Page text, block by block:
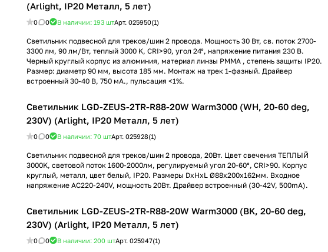
(Arlight, IP20 Металл, 5 лет)
0 0 В наличии: 193 штАрт. 025950(1)
Светильник подвесной для треков/шин 2 провода. Мощность 30 Вт, св. поток 2700-
3300 лм, 90 лм/Вт, теплый 3000 K, CRI>90, угол 24°, напряжение питания 230 В.
Черный круглый корпус из алюминия, материал линзы PMMA , степень защиты IP20.
Размер: диаметр 90 мм, высота 185 мм. Монтаж на трек 1-фазный. Драйвер
встроенный 30-40 В, 750 мА., пульсация <1%.
Светильник LGD-ZEUS-2TR-R88-20W Warm3000 (WH, 20-60 deg,
230V) (Arlight, IP20 Металл, 5 лет)
0 0 В наличии: 70 штАрт. 025928(1)
Светильник подвесной для треков/шин 2 провода, 20Вт. Цвет свечения ТЕПЛЫЙ
3000K, световой поток 1600-2000лм, регулируемый угол 20-60°, CRI>90. Корпус
круглый, металл, цвет белый, IP20. Размеры DxHxL Ø88x200x162мм. Входное
напряжение AC220-240V, мощность 20Вт. Драйвер встроенный (30-42V, 500mA).
Светильник LGD-ZEUS-2TR-R88-20W Warm3000 (BK, 20-60 deg,
230V) (Arlight, IP20 Металл, 5 лет)
0 0 В наличии: 200 штАрт. 025947(1)